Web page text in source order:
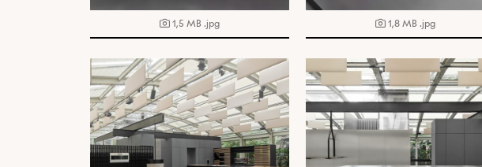
1,5 MB .jpg 1,8 MB .jpg